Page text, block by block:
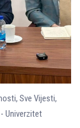
, Sve Vijesti,
Univerzitet